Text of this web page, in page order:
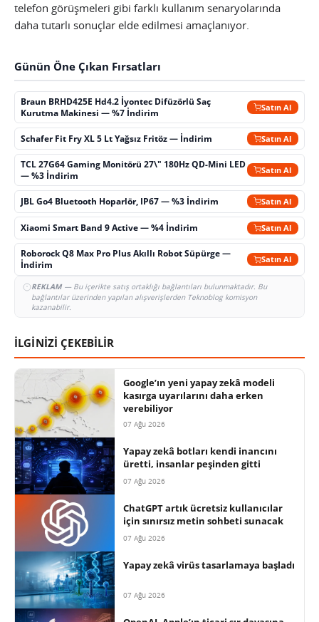
telefon görüşmeleri gibi farklı kullanım senaryolarında
daha tutarlı sonuçlar elde edilmesi amaçlanıyor.
Günün Öne Çıkan Fırsatları
Braun BRHD425E Hd4.2 İyontec Difüzörlü Saç
Kurutma Makinesi — %7 İndirim
Satın Al
Schafer Fit Fry XL 5 Lt Yağsız Fritöz — İndirim Satın Al
TCL 27G64 Gaming Monitörü 27\" 180Hz QD-Mini LED
— %3 İndirim
Satın Al
JBL Go4 Bluetooth Hoparlör, IP67 — %3 İndirim Satın Al
Xiaomi Smart Band 9 Active — %4 İndirim Satın Al
Roborock Q8 Max Pro Plus Akıllı Robot Süpürge —
İndirim
Satın Al
REKLAM— Bu içerikte satış ortaklığı bağlantıları bulunmaktadır. Bu
bağlantılar üzerinden yapılan alışverişlerden Teknoblog komisyon
kazanabilir.
İLGİNİZİ ÇEKEBİLİR
Google’ın yeni yapay zekâ modeli
kasırga uyarılarını daha erken
verebiliyor
07 Ağu 2026
Yapay zekâ botları kendi inancını
üretti, insanlar peşinden gitti
07 Ağu 2026
ChatGPT artık ücretsiz kullanıcılar
için sınırsız metin sohbeti sunacak
07 Ağu 2026
Yapay zekâ virüs tasarlamaya başladı
07 Ağu 2026